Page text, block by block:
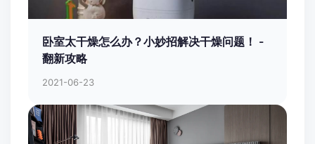
卧室太干燥怎么办？小妙招解决干燥问题！ -
翻新攻略
2021-06-23